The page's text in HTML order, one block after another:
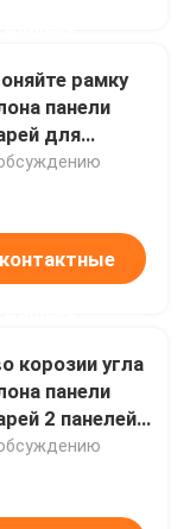
солнечных
рамку
панели
для
контактные
корозии угла
панели
2 панелей